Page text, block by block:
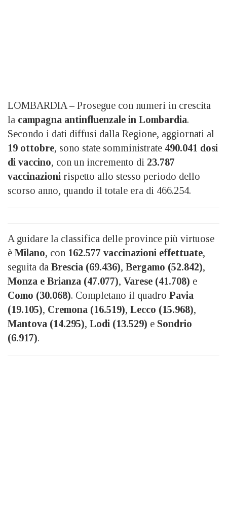
LOMBARDIA – Prosegue con numeri in crescita
la campagna antinfluenzale in Lombardia.
Secondo i dati diffusi dalla Regione, aggiornati al
19 ottobre, sono state somministrate 490.041 dosi
di vaccino, con un incremento di 23.787
vaccinazioni rispetto allo stesso periodo dello
scorso anno, quando il totale era di 466.254.
A guidare la classifica delle province più virtuose
è Milano, con 162.577 vaccinazioni effettuate,
seguita da Brescia (69.436), Bergamo (52.842),
Monza e Brianza (47.077), Varese (41.708) e
Como (30.068). Completano il quadro Pavia
(19.105), Cremona (16.519), Lecco (15.968),
Mantova (14.295), Lodi (13.529) e Sondrio
(6.917).